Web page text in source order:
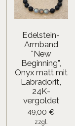
Edelstein-
Armband
"New
Beginning",
Onyx matt mit
Labradorit,
24K-
vergoldet
49,00 €
zzgl.